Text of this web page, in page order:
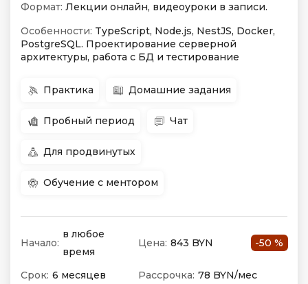
Формат: Лекции онлайн, видеоуроки в записи.
Особенности: TypeScript, Node.js, NestJS, Docker,
PostgreSQL. Проектирование серверной
архитектуры, работа с БД и тестирование
Практика Домашние задания
Пробный период Чат
Для продвинутых
Обучение с ментором
Начало:
в любое
время
Цена: 843 BYN -50 %
Срок: 6 месяцев Рассрочка: 78 BYN/мес